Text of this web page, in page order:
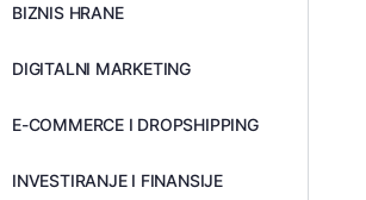
BIZNIS HRANE
DIGITALNI MARKETING
E-COMMERCE I DROPSHIPPING
INVESTIRANJE I FINANSIJE